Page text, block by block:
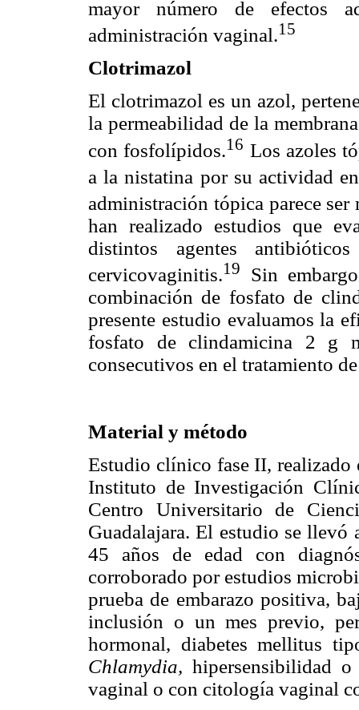
mayor número de efectos
administración vaginal.15
Clotrimazol
El clotrimazol es un azol,
la permeabilidad de la
con fosfolípidos.16 Los azoles
a la nistatina por su actividad
administración tópica parece
han realizado estudios que
distintos agentes
cervicovaginitis.19
Sin
combinación de fosfato de
presente estudio evaluamos la
fosfato de clindamicina 2 g
consecutivos en el tratamiento
Material y método
Estudio clínico fase II,
Instituto de Investigación
Centro Universitario de
Guadalajara. El estudio se llevó
45 años de edad con
corroborado por estudios
prueba de embarazo positiva,
inclusión o un mes previo,
hormonal, diabetes mellitus
Chlamydia, hipersensibilidad
vaginal o con citología vaginal